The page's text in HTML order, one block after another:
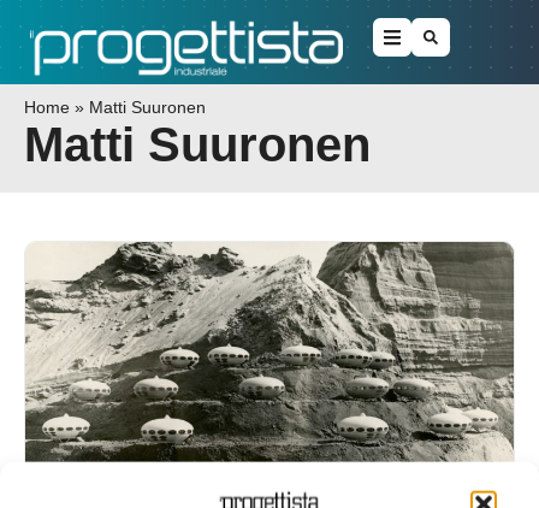
Home » Matti Suuronen
Matti Suuronen